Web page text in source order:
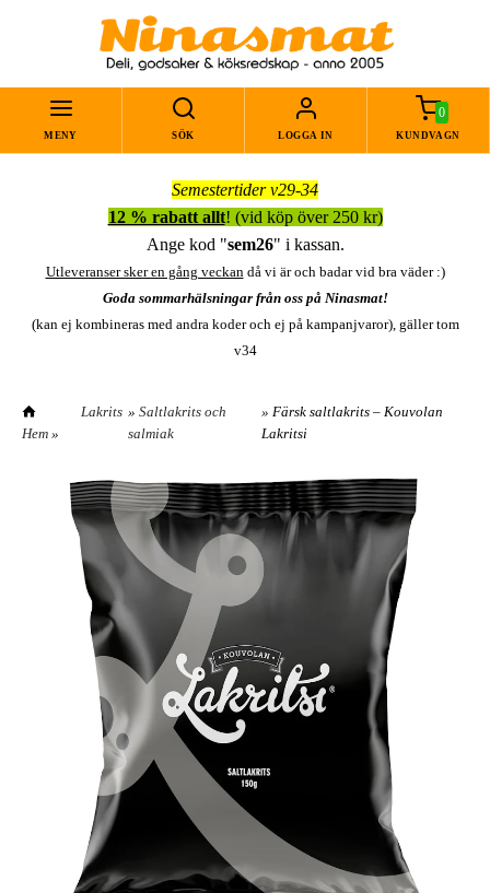
MENY SÖK LOGGA IN
0
KUNDVAGN
Semestertider v29-34
12 % rabatt allt! (vid köp över 250 kr)
Ange kod "sem26" i kassan.
Utleveranser sker en gång veckandå vi är och badar vid bra väder :)
Goda sommarhälsningar från oss på Ninasmat!
(kan ej kombineras med andra koder och ej på kampanjvaror), gäller tom
v34
Hem »
Lakrits » Saltlakrits och
salmiak
» Färsk saltlakrits – Kouvolan
Lakritsi